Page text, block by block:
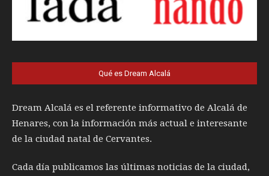
Qué es Dream Alcalá
Dream Alcalá es el referente informativo de Alcalá de
Henares, con la información más actual e interesante
de la ciudad natal de Cervantes.
Cada día publicamos las últimas noticias de la ciudad,